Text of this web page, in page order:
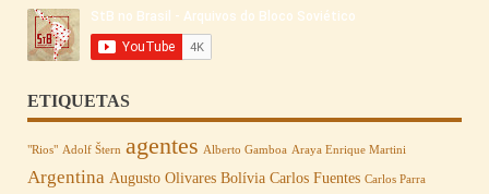
ETIQUETAS
"Rios" Adolf Štern agentes Alberto Gamboa Araya Enrique Martini
Argentina Augusto Olivares Bolívia Carlos Fuentes Carlos Parra